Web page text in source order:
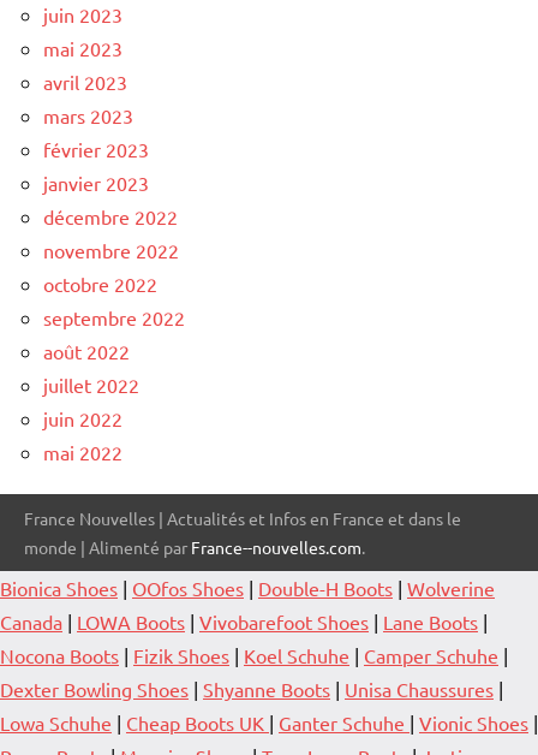
juin 2023
mai 2023
avril 2023
mars 2023
février 2023
janvier 2023
décembre 2022
novembre 2022
octobre 2022
septembre 2022
août 2022
juillet 2022
juin 2022
mai 2022
France Nouvelles | Actualités et Infos en France et dans le
monde | Alimenté par France--nouvelles.com.
Bionica Shoes | OOfos Shoes | Double-H Boots | Wolverine
Canada | LOWA Boots | Vivobarefoot Shoes | Lane Boots |
Nocona Boots | Fizik Shoes | Koel Schuhe | Camper Schuhe |
Dexter Bowling Shoes | Shyanne Boots | Unisa Chaussures |
Lowa Schuhe | Cheap Boots UK | Ganter Schuhe | Vionic Shoes |